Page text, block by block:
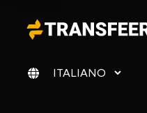
Cambia lingua